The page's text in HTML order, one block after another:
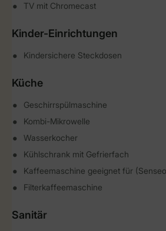
TV mit Chromecast
Kinder-Einrichtungen
Kindersichere Steckdosen
Küche
Geschirrspülmaschine
Kombi-Mikrowelle
Wasserkocher
Kühlschrank mit Gefrierfach
Kaffeemaschine geeignet für
Filterkaffeemaschine
Sanitär